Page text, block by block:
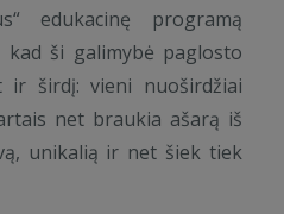
edukacinę programą
kad ši galimybė paglosto
širdį: vieni nuoširdžiai
net braukia ašarą iš
unikalią ir net šiek tiek